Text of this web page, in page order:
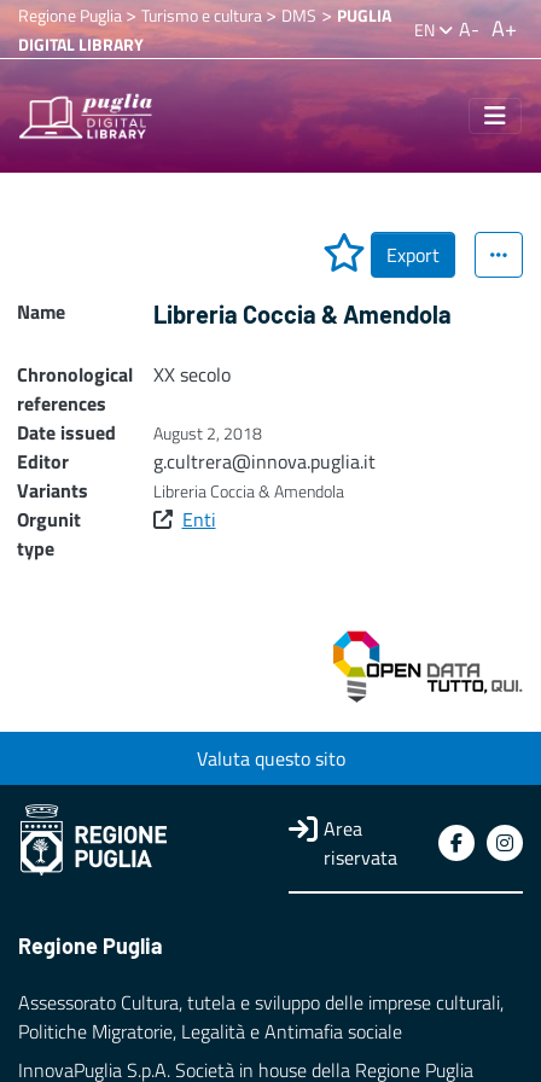
Regione Puglia> Turismo e cultura>DMS > PUGLIA
DIGITAL LIBRARY
EN A- A+
Export
Name
Libreria Coccia & Amendola
Chronological
references
XX secolo
Date issued
August 2, 2018
Editor
g.cultrera@innova.puglia.it
Variants
Libreria Coccia & Amendola
Orgunit
type
Enti
Valuta questo sito
Area
riservata
Regione Puglia
Assessorato Cultura, tutela e sviluppo delle imprese culturali,
Politiche Migratorie, Legalità e Antimafia sociale
InnovaPuglia S.p.A. Società in house della Regione Puglia